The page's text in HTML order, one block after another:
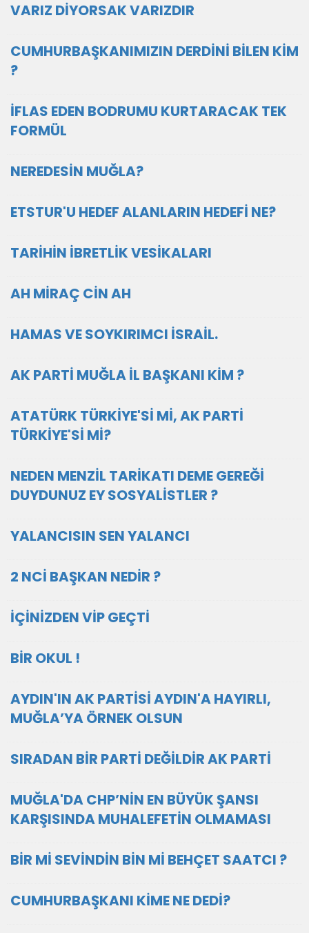
VARIZ DİYORSAK VARIZDIR
CUMHURBAŞKANIMIZIN DERDİNİ BİLEN KİM
?
İFLAS EDEN BODRUMU KURTARACAK TEK
FORMÜL
NEREDESİN MUĞLA?
ETSTUR'U HEDEF ALANLARIN HEDEFİ NE?
TARİHİN İBRETLİK VESİKALARI
AH MİRAÇ CİN AH
HAMAS VE SOYKIRIMCI İSRAİL.
AK PARTİ MUĞLA İL BAŞKANI KİM ?
ATATÜRK TÜRKİYE'Sİ Mİ, AK PARTİ
TÜRKİYE'Sİ Mİ?
NEDEN MENZİL TARİKATI DEME GEREĞİ
DUYDUNUZ EY SOSYALİSTLER ?
YALANCISIN SEN YALANCI
2 NCİ BAŞKAN NEDİR ?
İÇİNİZDEN VİP GEÇTİ
BİR OKUL !
AYDIN'IN AK PARTİSİ AYDIN'A HAYIRLI,
MUĞLA’YA ÖRNEK OLSUN
SIRADAN BİR PARTİ DEĞİLDİR AK PARTİ
MUĞLA'DA CHP’NİN EN BÜYÜK ŞANSI
KARŞISINDA MUHALEFETİN OLMAMASI
BİR Mİ SEVİNDİN BİN Mİ BEHÇET SAATCI ?
CUMHURBAŞKANI KİME NE DEDİ?